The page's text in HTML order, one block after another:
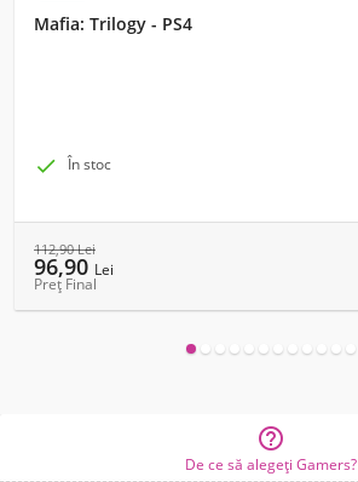
Mafia: Trilogy - PS4
 În stoc
112,90Lei
96,90 Lei
Preț Final

De ce să alegeți Gamers?